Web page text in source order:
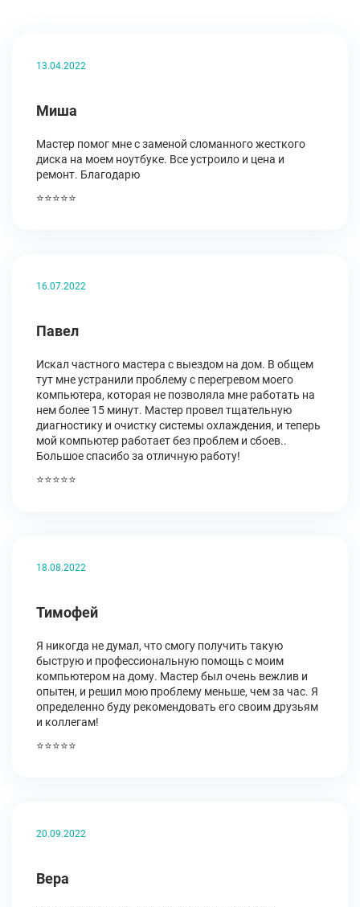
13.04.2022
Миша
Мастер помог мне с заменой сломанного жесткого
диска на моем ноутбуке. Все устроило и цена и
ремонт. Благодарю
⭐⭐⭐⭐⭐
16.07.2022
Павел
Искал частного мастера с выездом на дом. В общем
тут мне устранили проблему с перегревом моего
компьютера, которая не позволяла мне работать на
нем более 15 минут. Мастер провел тщательную
диагностику и очистку системы охлаждения, и теперь
мой компьютер работает без проблем и сбоев..
Большое спасибо за отличную работу!
⭐⭐⭐⭐⭐
18.08.2022
Тимофей
Я никогда не думал, что смогу получить такую
быструю и профессиональную помощь с моим
компьютером на дому. Мастер был очень вежлив и
опытен, и решил мою проблему меньше, чем за час. Я
определенно буду рекомендовать его своим друзьям
и коллегам!
⭐⭐⭐⭐⭐
20.09.2022
Вера